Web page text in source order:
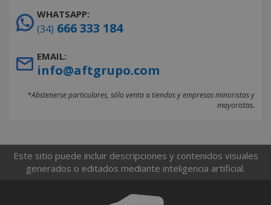
WHATSAPP:
(34) 666 333 184
EMAIL:
info@aftgrupo.com
*Abstenerse particulares, sólo venta a tiendas y empresas minoristas y
mayoristas.
Este sitio puede incluir descripciones y contenidos visuales
generados o editados mediante inteligencia artificial.